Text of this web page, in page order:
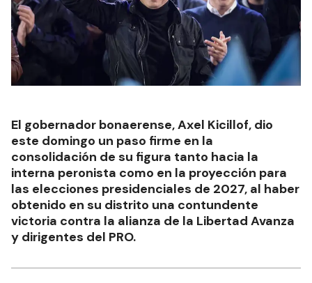
El gobernador bonaerense, Axel Kicillof, dio
este domingo un paso firme en la
consolidación de su figura tanto hacia la
interna peronista como en la proyección para
las elecciones presidenciales de 2027, al haber
obtenido en su distrito una contundente
victoria contra la alianza de la Libertad Avanza
y dirigentes del PRO.